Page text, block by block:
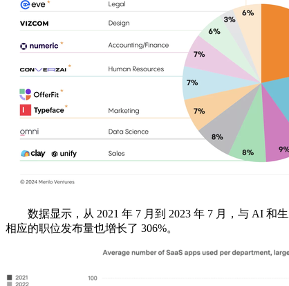
数据显示，从 2021 年 7 月到 2023 年 7 月，与 AI 和生
相应的职位发布量也增长了 306%。